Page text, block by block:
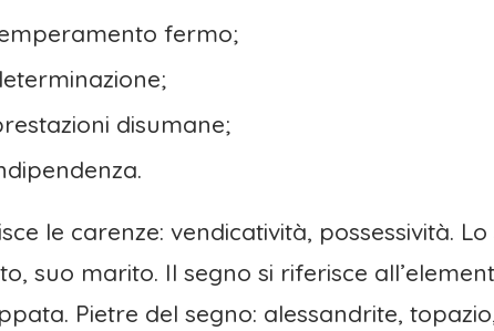
fermo;
disumane;
le carenze: vendicatività, possessività.
suo marito. Il segno si riferisce
Pietre del segno: alessandrite,